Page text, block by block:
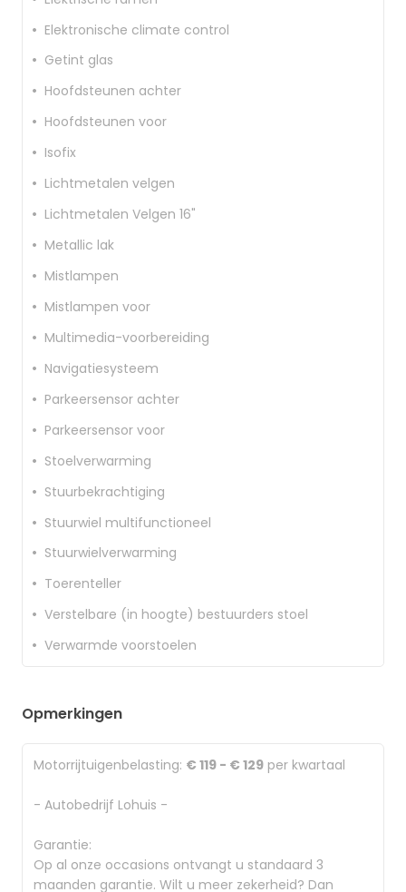
Elektronische climate control
Getint glas
Hoofdsteunen achter
Hoofdsteunen voor
Isofix
Lichtmetalen velgen
Lichtmetalen Velgen 16"
Metallic lak
Mistlampen
Mistlampen voor
Multimedia-voorbereiding
Navigatiesysteem
Parkeersensor achter
Parkeersensor voor
Stoelverwarming
Stuurbekrachtiging
Stuurwiel multifunctioneel
Stuurwielverwarming
Toerenteller
Verstelbare (in hoogte) bestuurders stoel
Verwarmde voorstoelen
Opmerkingen
Motorrijtuigenbelasting: € 119 - € 129per kwartaal
- Autobedrijf Lohuis -
Garantie:
Op al onze occasions ontvangt u standaard 3
maanden garantie. Wilt u meer zekerheid? Dan